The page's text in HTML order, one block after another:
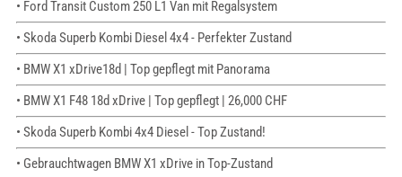
• Ford Transit Custom 250 L1 Van mit Regalsystem
• Skoda Superb Kombi Diesel 4x4 - Perfekter Zustand
• BMW X1 xDrive18d | Top gepflegt mit Panorama
• BMW X1 F48 18d xDrive | Top gepflegt | 26,000 CHF
• Skoda Superb Kombi 4x4 Diesel - Top Zustand!
• Gebrauchtwagen BMW X1 xDrive in Top-Zustand